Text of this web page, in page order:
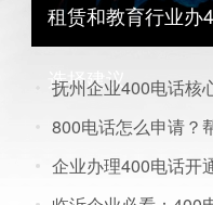
租赁和教育行业办
选择建议
800电话怎么申请？